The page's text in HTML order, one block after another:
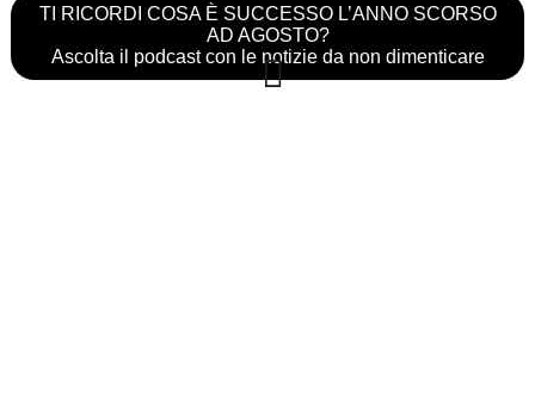
TI RICORDI COSA È SUCCESSO L’ANNO SCORSO
AD AGOSTO?
Ascolta il podcast con le notizie da non dimenticare